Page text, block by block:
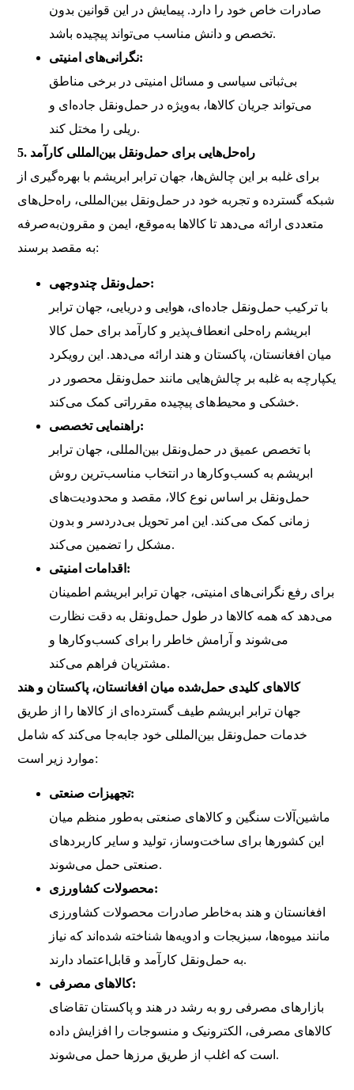
صادرات خاص خود را دارد. پیمایش در این قوانین بدون
تخصص و دانش مناسب می‌تواند پیچیده باشد.
نگرانی‌های امنیتی:
بی‌ثباتی سیاسی و مسائل امنیتی در برخی مناطق
می‌تواند جریان کالاها، به‌ویژه در حمل‌ونقل جاده‌ای و
ریلی را مختل کند.
5. راه‌حل‌هایی برای حمل‌ونقل بین‌المللی کارآمد
برای غلبه بر این چالش‌ها، جهان ترابر ابریشم با بهره‌گیری از
شبکه گسترده و تجربه خود در حمل‌ونقل بین‌المللی، راه‌حل‌های
متعددی ارائه می‌دهد تا کالاها به‌موقع، ایمن و مقرون‌به‌صرفه
به مقصد برسند:
حمل‌ونقل چندوجهی:
با ترکیب حمل‌ونقل جاده‌ای، هوایی و دریایی، جهان ترابر
ابریشم راه‌حلی انعطاف‌پذیر و کارآمد برای حمل کالا
میان افغانستان، پاکستان و هند ارائه می‌دهد. این رویکرد
یکپارچه به غلبه بر چالش‌هایی مانند حمل‌ونقل محصور در
خشکی و محیط‌های پیچیده مقرراتی کمک می‌کند.
راهنمایی تخصصی:
با تخصص عمیق در حمل‌ونقل بین‌المللی، جهان ترابر
ابریشم به کسب‌وکارها در انتخاب مناسب‌ترین روش
حمل‌ونقل بر اساس نوع کالا، مقصد و محدودیت‌های
زمانی کمک می‌کند. این امر تحویل بی‌دردسر و بدون
مشکل را تضمین می‌کند.
اقدامات امنیتی:
برای رفع نگرانی‌های امنیتی، جهان ترابر ابریشم اطمینان
می‌دهد که همه کالاها در طول حمل‌ونقل به دقت نظارت
می‌شوند و آرامش خاطر را برای کسب‌وکارها و
مشتریان فراهم می‌کند.
کالاهای کلیدی حمل‌شده میان افغانستان، پاکستان و هند
جهان ترابر ابریشم طیف گسترده‌ای از کالاها را از طریق
خدمات حمل‌ونقل بین‌المللی خود جابه‌جا می‌کند که شامل
موارد زیر است:
تجهیزات صنعتی:
ماشین‌آلات سنگین و کالاهای صنعتی به‌طور منظم میان
این کشورها برای ساخت‌وساز، تولید و سایر کاربردهای
صنعتی حمل می‌شوند.
محصولات کشاورزی:
افغانستان و هند به‌خاطر صادرات محصولات کشاورزی
مانند میوه‌ها، سبزیجات و ادویه‌ها شناخته شده‌اند که نیاز
به حمل‌ونقل کارآمد و قابل‌اعتماد دارند.
کالاهای مصرفی:
بازارهای مصرفی رو به رشد در هند و پاکستان تقاضای
کالاهای مصرفی، الکترونیک و منسوجات را افزایش داده
است که اغلب از طریق مرزها حمل می‌شوند.